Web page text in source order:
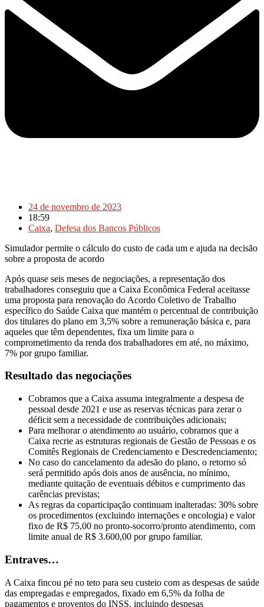
24 de novembro de 2023
18:59
Caixa, Defesa dos Bancos Públicos
Simulador permite o cálculo do custo de cada um e ajuda na decisão
sobre a proposta de acordo
Após quase seis meses de negociações, a representação dos
trabalhadores conseguiu que a Caixa Econômica Federal aceitasse
uma proposta para renovação do Acordo Coletivo de Trabalho
específico do Saúde Caixa que mantém o percentual de contribuição
dos titulares do plano em 3,5% sobre a remuneração básica e, para
aqueles que têm dependentes, fixa um limite para o
comprometimento da renda dos trabalhadores em até, no máximo,
7% por grupo familiar.
Resultado das negociações
Cobramos que a Caixa assuma integralmente a despesa de
pessoal desde 2021 e use as reservas técnicas para zerar o
déficit sem a necessidade de contribuições adicionais;
Para melhorar o atendimento ao usuário, cobramos que a
Caixa recrie as estruturas regionais de Gestão de Pessoas e os
Comitês Regionais de Credenciamento e Descredenciamento;
No caso do cancelamento da adesão do plano, o retorno só
será permitido após dois anos de ausência, no mínimo,
mediante quitação de eventuais débitos e cumprimento das
carências previstas;
As regras da coparticipação continuam inalteradas: 30% sobre
os procedimentos (excluindo internações e oncologia) e valor
fixo de R$ 75,00 no pronto-socorro/pronto atendimento, com
limite anual de R$ 3.600,00 por grupo familiar.
Entraves…
A Caixa fincou pé no teto para seu custeio com as despesas de saúde
das empregadas e empregados, fixado em 6,5% da folha de
pagamentos e proventos do INSS, incluindo despesas